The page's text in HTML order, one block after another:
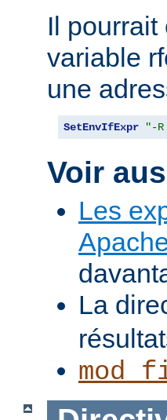
Il
variable
une
SetEnvIfExpr "-
Voir
Les
La